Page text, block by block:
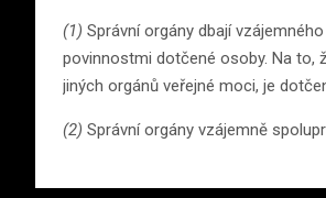
(1) Správní orgány dbají
povinnostmi dotčené osoby. Na to,
jiných orgánů veřejné moci, je
(2) Správní orgány vzájemně